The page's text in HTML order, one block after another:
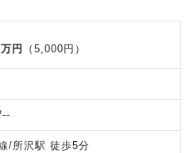
万円 （5,000円）
/所沢駅 徒歩5分